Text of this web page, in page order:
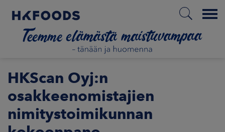
Menu
ETUSIVU
HKScan Oyj:n
osakkeenomistajien
nimitystoimikunnan